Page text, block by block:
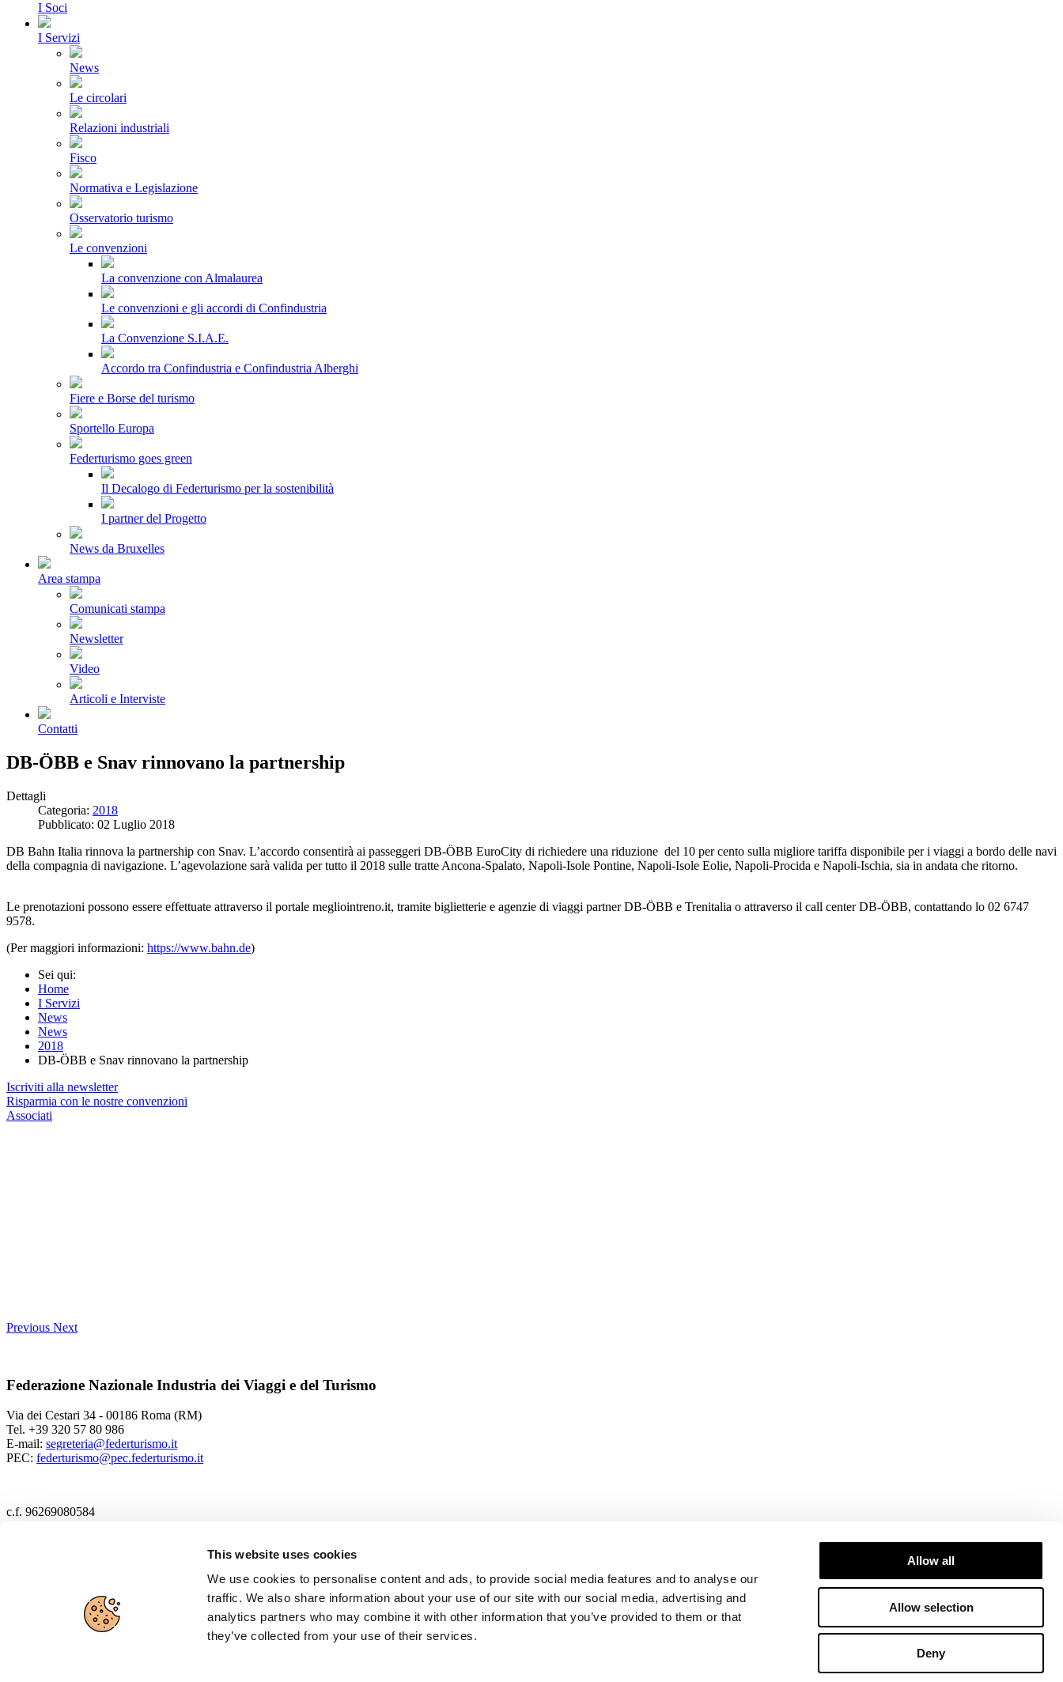
This website uses cookies
We use cookies to personalise content and ads, to provide social media features and to analyse our
traffic. We also share information about your use of our site with our social media, advertising and
analytics partners who may combine it with other information that you’ve provided to them or that
they’ve collected from your use of their services.
Allow all
Allow selection
Deny
I Soci
I Servizi
News
Le circolari
Relazioni industriali
Fisco
Normativa e Legislazione
Osservatorio turismo
Le convenzioni
La convenzione con Almalaurea
Le convenzioni e gli accordi di Confindustria
La Convenzione S.I.A.E.
Accordo tra Confindustria e Confindustria Alberghi
Fiere e Borse del turismo
Sportello Europa
Federturismo goes green
Il Decalogo di Federturismo per la sostenibilità
I partner del Progetto
News da Bruxelles
Area stampa
Comunicati stampa
Newsletter
Video
Articoli e Interviste
Contatti
DB-ÖBB e Snav rinnovano la partnership
Dettagli
Categoria: 2018
Pubblicato: 02 Luglio 2018
DB Bahn Italia rinnova la partnership con Snav. L’accordo consentirà ai passeggeri DB-ÖBB EuroCity di richiedere una riduzione del 10 per cento sulla migliore tariffa disponibile per i viaggi a bordo delle navi
della compagnia di navigazione. L’agevolazione sarà valida per tutto il 2018 sulle tratte Ancona-Spalato, Napoli-Isole Pontine, Napoli-Isole Eolie, Napoli-Procida e Napoli-Ischia, sia in andata che ritorno.
Le prenotazioni possono essere effettuate attraverso il portale megliointreno.it, tramite biglietterie e agenzie di viaggi partner DB-ÖBB e Trenitalia o attraverso il call center DB-ÖBB, contattando lo 02 6747
9578.
(Per maggiori informazioni: https://www.bahn.de)
Sei qui:
Home
I Servizi
News
News
2018
DB-ÖBB e Snav rinnovano la partnership
Iscriviti alla newsletter
Risparmia con le nostre convenzioni
Associati
Previous Next
Federazione Nazionale Industria dei Viaggi e del Turismo
Via dei Cestari 34 - 00186 Roma (RM)
Tel. +39 320 57 80 986
E-mail: segreteria@federturismo.it
PEC: federturismo@pec.federturismo.it
c.f. 96269080584
Privacy policy